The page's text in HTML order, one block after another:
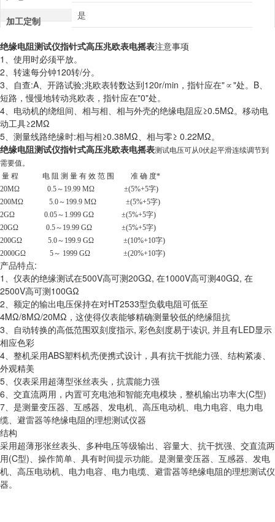
加工定制 是
绝缘电阻测试仪指针式高压兆欧表电摇表注意事项
1、使用时必须平放。
2、转速每分钟120转/分。
3、自查:A、开路试验;兆欧表转数达到120r/min，指针应在"∝"处。B、
短路，慢慢地转动兆欧表，指针应在"0"处。
4、电动机的绕组间、相与相、相与外壳的绝缘电阻应≥0.5MΩ。移动电
动工具≥2MΩ
5、测量线路绝缘时:相与相≥0.38MΩ、相与零≥ 0.22MΩ。
绝缘电阻测试仪指针式高压兆欧表电摇表测试电压可从0伏起平滑连续调节到
需要值。
量 程 电 阻 测 量 有 效 范 围 准 确 度*
20MΩ 0.5～19.99 MΩ ±(5%+5字)
200MΩ 5.0～199.9 MΩ ±(5%+5字)
2GΩ 0.05～1.999 GΩ ±(5%+5字)
20GΩ 0.5～19.99 GΩ ±(5%+5字)
200GΩ 5.0～199.9 GΩ ±(10%+10字)
2000GΩ 5～ 1999 GΩ ±(20%+10字)
产品特点:
1、仪表的绝缘测试在500V高可测20GΩ, 在1000V高可测40GΩ, 在
2500V高可测100GΩ
2、额定的输出电压保持在对HT2533型负载电阻可低至
4MΩ/8MΩ/20MΩ，这使得仪表能够精确测量较低的绝缘阻抗
3、自动转换的高低范围双刻度指示, 彩色刻度易于读识, 并且有LED显示
相应色彩
4、整机采用ABS塑料机壳便携式设计，具有抗干扰能力强、结构紧凑、
外观精美
5、仪表采用超薄型张丝表头，抗震能力强
6、交直流两用，内置可充电池和智能充电模块，整机输出功率大(C型)
7、是测量变压器、互感器、发电机、高压电动机、电力电容、电力电
缆、避雷器等绝缘电阻的理想测试仪器
结构
采用超薄形张丝表头、多种电压等级输出、容量大、抗干扰强、交直流两
用(C型)、操作简单、具有时间提示功能。是测量变压器、互感器、发电
机、高压电动机、电力电容、电力电缆、避雷器等绝缘电阻的理想测试仪
器。